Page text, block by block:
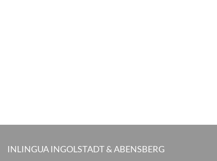
INLINGUA INGOLSTADT & ABENSBERG